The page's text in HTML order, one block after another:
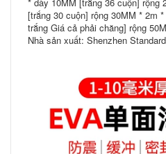
[trắng 30 cuộn] rộng 30MM * 2m
trắng Giá cả phải chăng] rộng
Nhà sản xuất: Shenzhen